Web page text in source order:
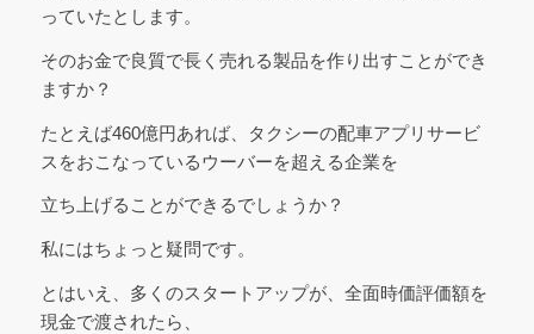
っていたとします。
そのお金で良質で長く売れる製品を作り出すことができ
ますか？
たとえば460億円あれば、タクシーの配車アプリサービ
スをおこなっているウーバーを超える企業を
立ち上げることができるでしょうか？
私にはちょっと疑問です。
とはいえ、多くのスタートアップが、全面時価評価額を
現金で渡されたら、